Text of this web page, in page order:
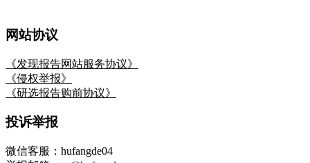
网站协议
《发现报告网站服务协议》
《侵权举报》
《研选报告购前协议》
投诉举报
微信客服：hufangde04